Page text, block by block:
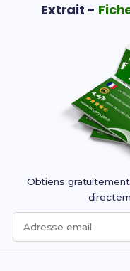
Extrait -
Obtiens gratuitement
Adresse email